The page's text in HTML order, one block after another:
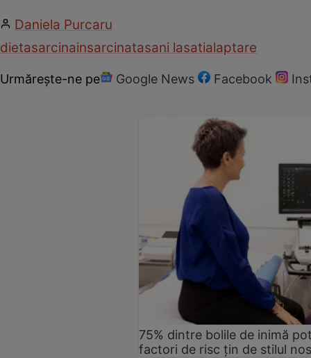
Daniela Purcaru
dietasarcinainsarcinatasani lasatialaptare
Urmărește-ne pe Google News Facebook
75% dintre bolile de inimă
factori de risc țin de stilul